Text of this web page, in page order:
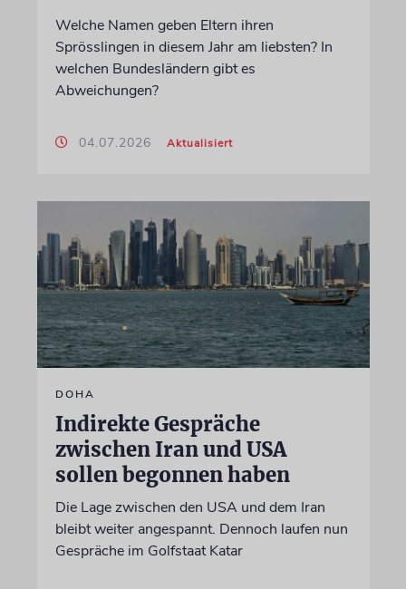
Welche Namen geben Eltern ihren
Sprösslingen in diesem Jahr am liebsten? In
welchen Bundesländern gibt es
Abweichungen?
04.07.2026 Aktualisiert
DOHA
Indirekte Gespräche
zwischen Iran und USA
sollen begonnen haben
Die Lage zwischen den USA und dem Iran
bleibt weiter angespannt. Dennoch laufen nun
Gespräche im Golfstaat Katar